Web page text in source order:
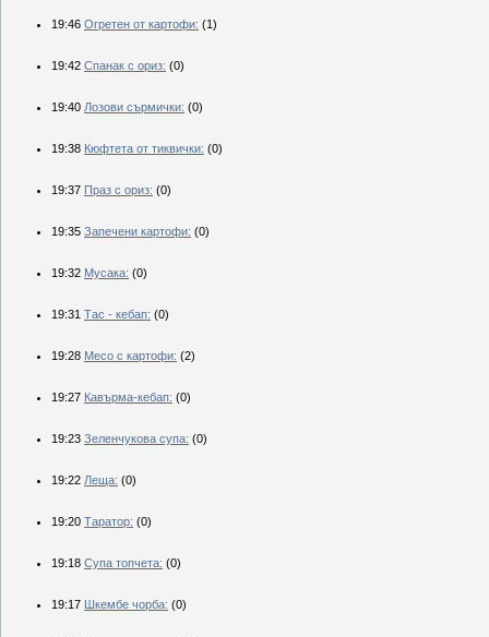
19:46 Огретен от картофи: (1)
19:42 Спанак с ориз: (0)
19:40 Лозови сърмички: (0)
19:38 Кюфтета от тиквички: (0)
19:37 Праз с ориз: (0)
19:35 Запечени картофи: (0)
19:32 Мусака: (0)
19:31 Тас - кебап: (0)
19:28 Месо с картофи: (2)
19:27 Кавърма-кебап: (0)
19:23 Зеленчукова супа: (0)
19:22 Леща: (0)
19:20 Таратор: (0)
19:18 Супа топчета: (0)
19:17 Шкембе чорба: (0)